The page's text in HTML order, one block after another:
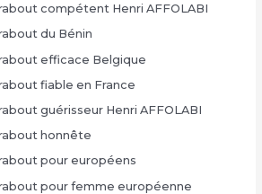
compétent Henri AFFOLABI
du Bénin
efficace Belgique
fiable en France
guérisseur Henri AFFOLABI
honnête
pour européens
pour femme européenne